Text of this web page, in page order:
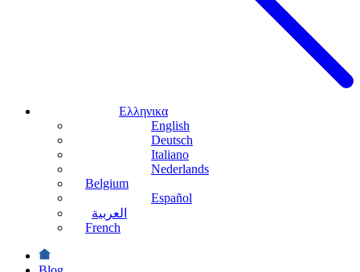
Ελληνικα
English
Deutsch
Italiano
Nederlands
Belgium
Español
العربية
French